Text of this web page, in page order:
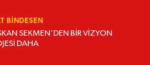
BİNDESEN
SEKMEN'DEN BİR VİZYON
DAHA